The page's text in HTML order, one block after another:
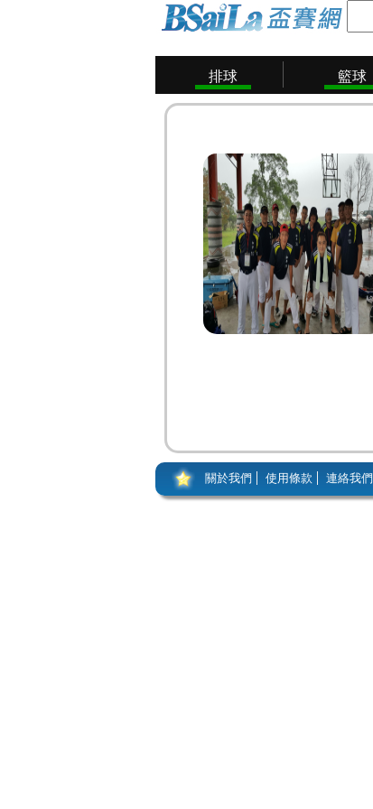
排球 籃球
關於我們 使用條款 連絡我們